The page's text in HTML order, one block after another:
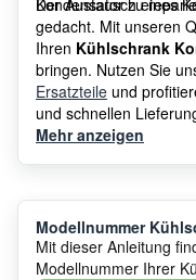
gedacht. Mit unseren
Ihren Kühlschrank
bringen. Nutzen Sie
Ersatzteile und
und schnellen
Mehr anzeigen
Modellnummer
Mit dieser Anleitung
Modellnummer Ihrer